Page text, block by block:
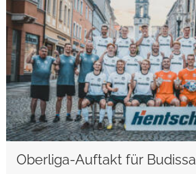
Oberliga-Auftakt für Budissa